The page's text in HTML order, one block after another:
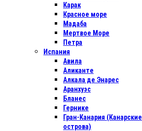
Карак
Красное море
Мадаба
Мертвое Море
Петра
Испания
Авила
Аликанте
Алкала де Энарес
Аранхуэс
Бланес
Гернике
Гран-Канария (Канарские
острова)